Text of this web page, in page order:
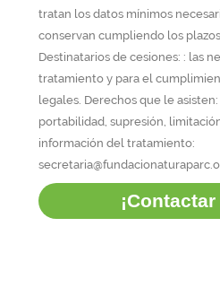
tratan los datos mínimos
conservan cumpliendo los
Destinatarios de cesiones: : las
tratamiento y para el
legales. Derechos que le
portabilidad, supresión,
información del tratamiento: